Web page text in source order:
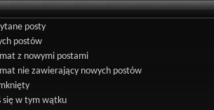
posty
postów
z nowymi postami
nie zawierający nowych postów
się w tym wątku